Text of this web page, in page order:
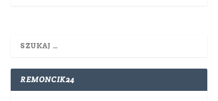
REMONCIK24